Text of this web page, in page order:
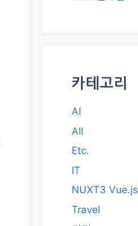
카테고리
AI
All
Etc.
IT
NUXT3 Vue.js
Travel